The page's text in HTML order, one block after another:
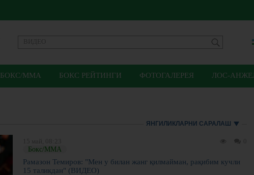
БОКС/ММА БОКС РЕЙТИНГИ ФОТОГАЛЕРЕЯ ЛОС-
ЯНГИЛИКЛАРНИ САРАЛАШ
Бокс/ММА
Рамазон Темиров: "Мен у билан жанг қилмайман, рақибим кучли
15 таликдан" (ВИДЕО)